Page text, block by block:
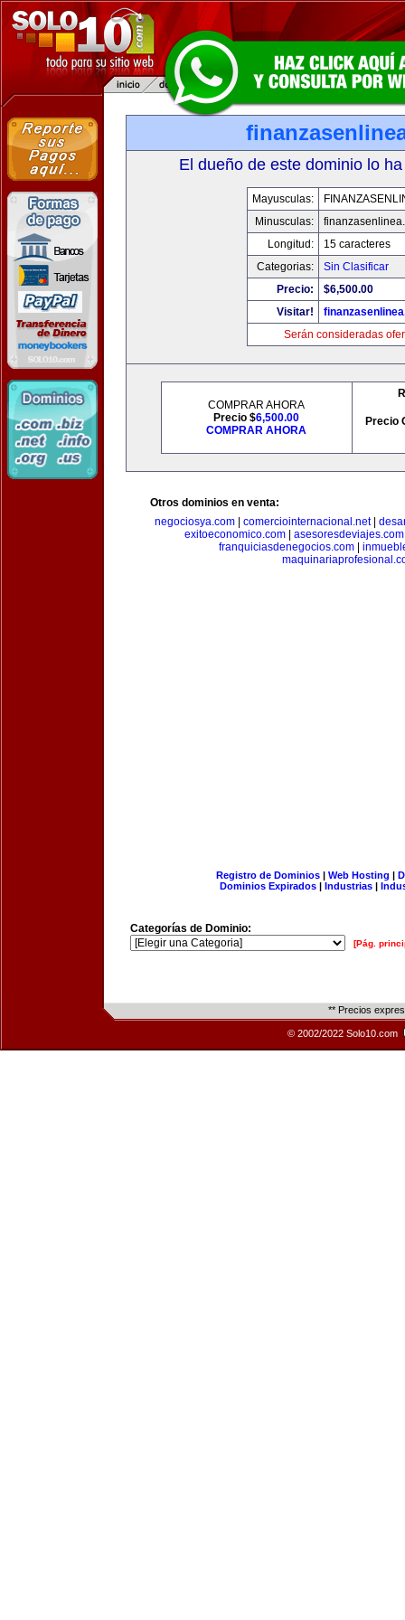
El dueño de este dominio lo
Mayusculas:
Minusculas:
Longitud:
15 caracteres
Categorias:
Sin Clasificar
Precio:
$6,500.00
Visitar!
Serán consideradas
COMPRAR AHORA
Precio $6,500.00
COMPRAR AHORA
Precio
Otros dominios en venta:
negociosya.com
comerciointernacional.net|
exitoeconomico.com| asesoresdeviajes.com
franquiciasdenegocios.com|
Registro de Dominios| Web Hosting |
Dominios Expirados | Industrias |
Categorías de Dominio:
[Pág.
** Precios
© 2002/2022 Solo10.com